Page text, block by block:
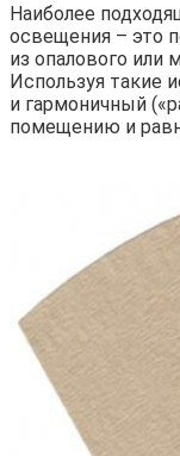
Наиболее
освещения – это
из опалового или
Используя такие
и гармоничный
помещению и